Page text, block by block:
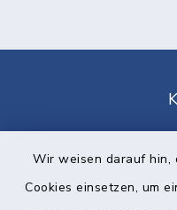
Wir weisen darauf hin,
Cookies einsetzen, um